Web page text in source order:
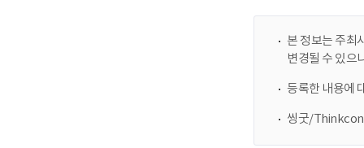
본 정보는 주최
변경될 수 있으
등록한 내용에
씽굿/